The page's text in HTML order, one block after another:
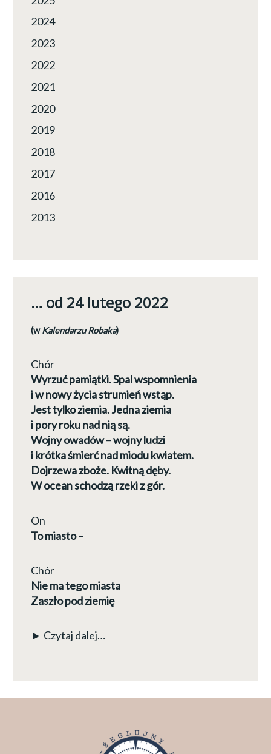
2024
2023
2022
2021
2020
2019
2018
2017
2016
2013
… od 24 lutego 2022
(wKalendarzu Robaka)
Chór
Wyrzuć pamiątki. Spal wspomnienia
i w nowy życia strumień wstąp.
Jest tylko ziemia. Jedna ziemia
i pory roku nad nią są.
Wojny owadów – wojny ludzi
i krótka śmierć nad miodu kwiatem.
Dojrzewa zboże. Kwitną dęby.
W ocean schodzą rzeki z gór.
On
To miasto –
Chór
Nie ma tego miasta
Zaszło pod ziemię
► Czytaj dalej…